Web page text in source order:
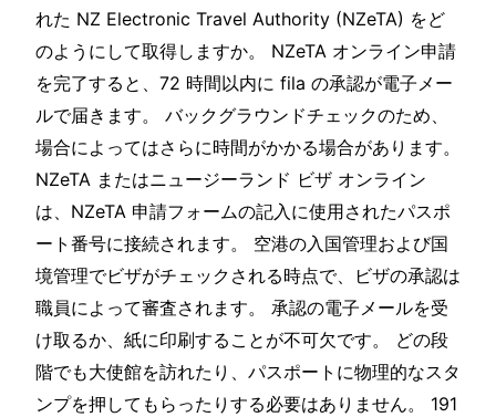
れた NZ Electronic Travel Authority (NZeTA) をど
のようにして取得しますか。 NZeTA オンライン申請
を完了すると、72 時間以内に fila の承認が電子メー
ルで届きます。 バックグラウンドチェックのため、
場合によってはさらに時間がかかる場合があります。
NZeTA またはニュージーランド ビザ オンライン
は、NZeTA 申請フォームの記入に使用されたパスポ
ート番号に接続されます。 空港の入国管理および国
境管理でビザがチェックされる時点で、ビザの承認は
職員によって審査されます。 承認の電子メールを受
け取るか、紙に印刷することが不可欠です。 どの段
階でも大使館を訪れたり、パスポートに物理的なスタ
ンプを押してもらったりする必要はありません。 191